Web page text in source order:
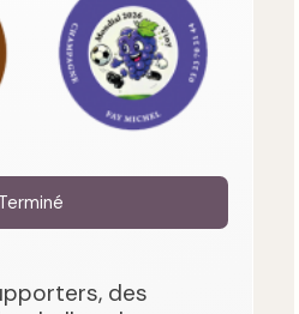
Terminé
des